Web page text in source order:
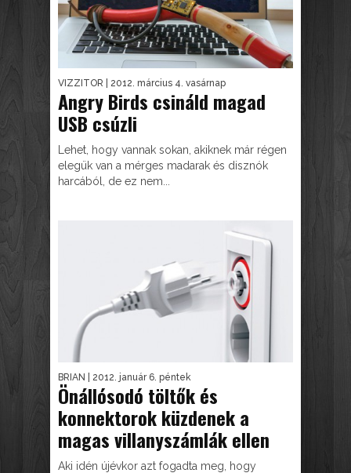
VIZZITOR | 2012. március 4. vasárnap
Angry Birds csináld magad
USB csúzli
Lehet, hogy vannak sokan, akiknek már régen
elegük van a mérges madarak és disznók
harcából, de ez nem...
BRIAN | 2012. január 6. péntek
Önállósodó töltők és
konnektorok küzdenek a
magas villanyszámlák ellen
Aki idén újévkor azt fogadta meg, hogy